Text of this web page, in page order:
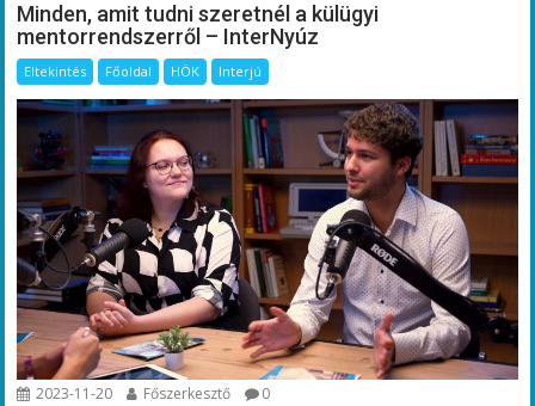
Minden, amit tudni szeretnél a külügyi
mentorrendszerről – InterNyúz
Eltekintés Főoldal HÖK Interjú
2023-11-20 Főszerkesztő 0